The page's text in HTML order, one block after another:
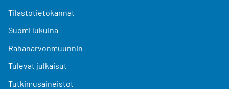
Tilastotietokannat
Suomi lukuina
Rahanarvonmuunnin
Tulevat julkaisut
Tutkimusaineistot